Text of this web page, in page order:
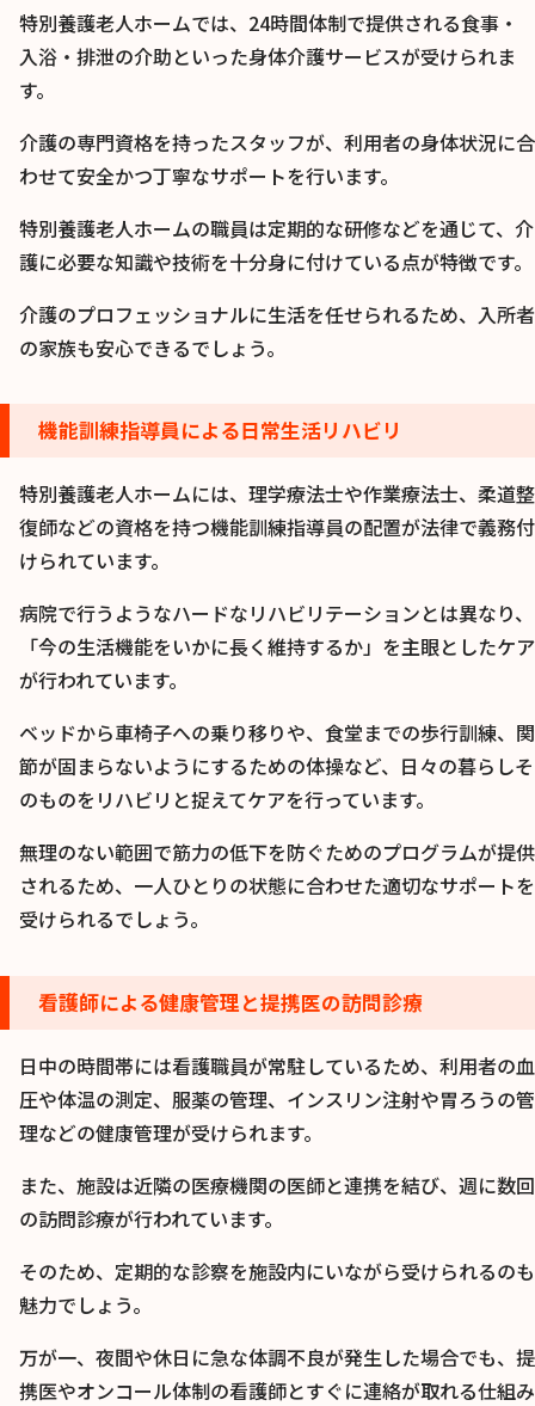
特別養護老人ホームでは、24時間体制で提供される食事・
入浴・排泄の介助といった身体介護サービスが受けられま
す。
介護の専門資格を持ったスタッフが、利用者の身体状況に合
わせて安全かつ丁寧なサポートを行います。
特別養護老人ホームの職員は定期的な研修などを通じて、介
護に必要な知識や技術を十分身に付けている点が特徴です。
介護のプロフェッショナルに生活を任せられるため、入所者
の家族も安心できるでしょう。
機能訓練指導員による日常生活リハビリ
特別養護老人ホームには、理学療法士や作業療法士、柔道整
復師などの資格を持つ機能訓練指導員の配置が法律で義務付
けられています。
病院で行うようなハードなリハビリテーションとは異なり、
「今の生活機能をいかに長く維持するか」を主眼としたケア
が行われています。
ベッドから車椅子への乗り移りや、食堂までの歩行訓練、関
節が固まらないようにするための体操など、日々の暮らしそ
のものをリハビリと捉えてケアを行っています。
無理のない範囲で筋力の低下を防ぐためのプログラムが提供
されるため、一人ひとりの状態に合わせた適切なサポートを
受けられるでしょう。
看護師による健康管理と提携医の訪問診療
日中の時間帯には看護職員が常駐しているため、利用者の血
圧や体温の測定、服薬の管理、インスリン注射や胃ろうの管
理などの健康管理が受けられます。
また、施設は近隣の医療機関の医師と連携を結び、週に数回
の訪問診療が行われています。
そのため、定期的な診察を施設内にいながら受けられるのも
魅力でしょう。
万が一、夜間や休日に急な体調不良が発生した場合でも、提
携医やオンコール体制の看護師とすぐに連絡が取れる仕組み